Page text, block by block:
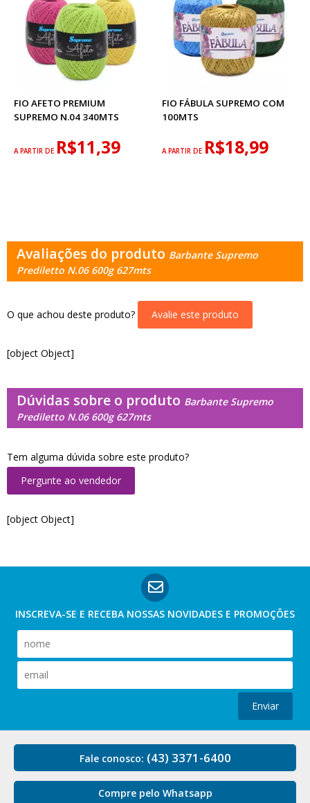
FIO AFETO PREMIUM
SUPREMO N.04 340MTS
A PARTIR DE R$11,39
FIO FÁBULA SUPREMO COM
100MTS
A PARTIR DE R$18,99
Avaliações do produto Barbante Supremo
Prediletto N.06 600g 627mts
O que achou deste produto? Avalie este produto
[object Object]
Dúvidas sobre o produto Barbante Supremo
Prediletto N.06 600g 627mts
Tem alguma dúvida sobre este produto?
Pergunte ao vendedor
[object Object]
INSCREVA-SE E RECEBA NOSSAS NOVIDADES E PROMOÇÕES
Enviar
Fale conosco: (43) 3371-6400
Compre pelo Whatsapp